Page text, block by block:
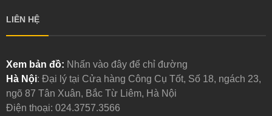
LIÊN HỆ
Xem bản đồ: Nhấn vào đây để chỉ đường
Hà Nội: Đại lý tại Cửa hàng Công Cụ Tốt, Số 18, ngách 23,
ngõ 87 Tân Xuân, Bắc Từ Liêm, Hà Nội
Điện thoại: 024.3757.3566